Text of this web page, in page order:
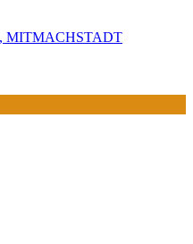
MITMACHSTADT